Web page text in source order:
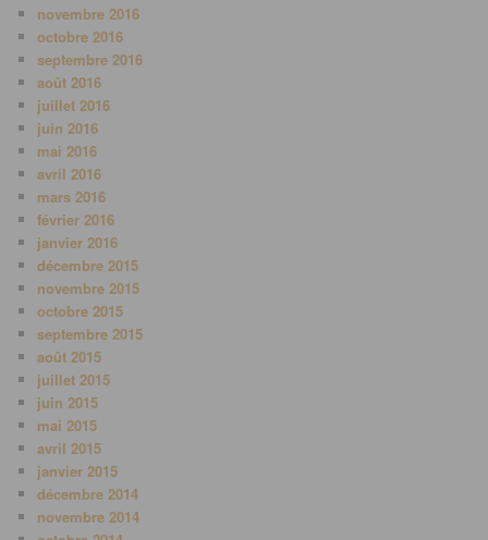
novembre 2016
octobre 2016
septembre 2016
août 2016
juillet 2016
juin 2016
mai 2016
avril 2016
mars 2016
février 2016
janvier 2016
décembre 2015
novembre 2015
octobre 2015
septembre 2015
août 2015
juillet 2015
juin 2015
mai 2015
avril 2015
janvier 2015
décembre 2014
novembre 2014